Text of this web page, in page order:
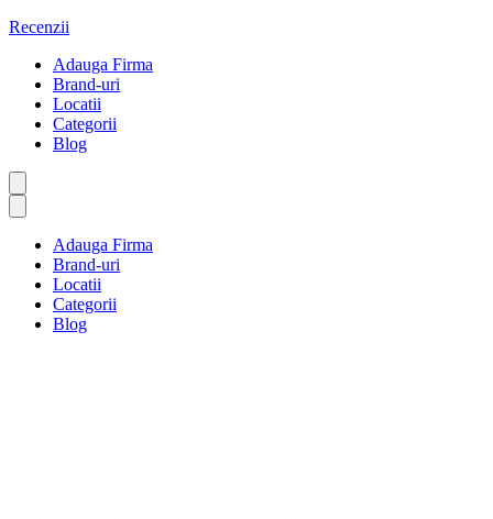
Sari
conținut
Recenzii
Adauga Firma
Brand-uri
Locatii
Categorii
Blog
Adauga Firma
Brand-uri
Locatii
Categorii
Blog